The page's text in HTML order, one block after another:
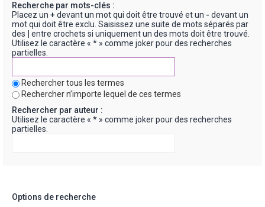
Recherche par mots-clés :
Placez un + devant un mot qui doit être trouvé et un - devant un
mot qui doit être exclu. Saisissez une suite de mots séparés par
des
entre crochets si uniquement un des mots doit être trouvé.
Utilisez le caractère « * » comme joker pour des recherches
partielles.
Rechercher tous les termes
Rechercher n’importe lequel de ces termes
Rechercher par auteur :
Utilisez le caractère « * » comme joker pour des recherches
partielles.
Options de recherche